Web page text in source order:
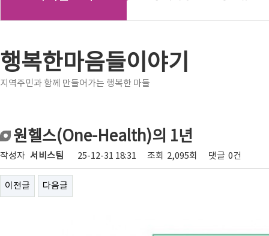
행복한마음들이야기
지역주민과 함께 만들어가는 행복한 마들
원헬스(One-Health)의 1년
작성자 서비스팀 25-12-31 18:31 조회 2,095회 댓글 0건
이전글 다음글